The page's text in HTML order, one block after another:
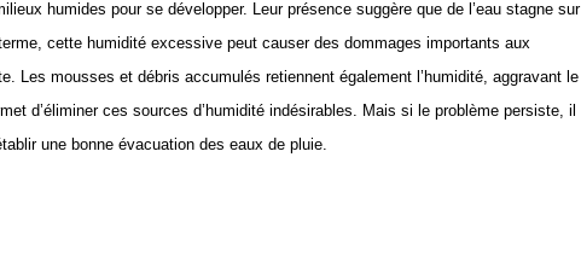
humides pour se développer. Leur présence suggère que de l’eau stagne sur
cette humidité excessive peut causer des dommages importants aux
Les mousses et débris accumulés retiennent également l’humidité, aggravant le
d’éliminer ces sources d’humidité indésirables. Mais si le problème persiste, il
une bonne évacuation des eaux de pluie.